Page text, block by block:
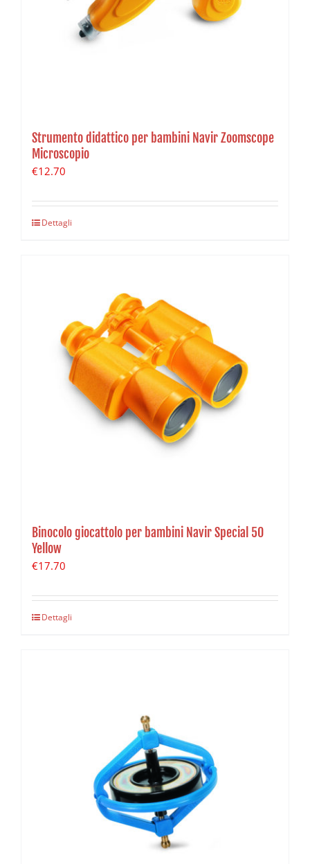
Strumento didattico per bambini Navir Zoomscope
Microscopio
€12.70
Dettagli
Binocolo giocattolo per bambini Navir Special 50
Yellow
€17.70
Dettagli